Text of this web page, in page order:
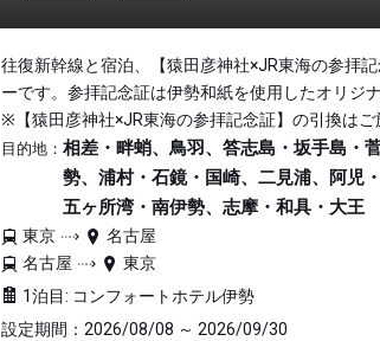
往復新幹線と宿泊、【猿田彦神社×JR東海の参拝
ーです。参拝記念証は伊勢和紙を使用したオリジ
※【猿田彦神社×JR東海の参拝記念証】の引換はご
目的地： 相差・畔蛸、鳥羽、答志島・坂手島・
勢、浦村・石鏡・国崎、二見浦、阿児
五ヶ所湾・南伊勢、志摩・和具・大王
東京
名古屋
名古屋
東京
1泊目: コンフォートホテル伊勢
設定期間：2026/08/08 ～ 2026/09/30